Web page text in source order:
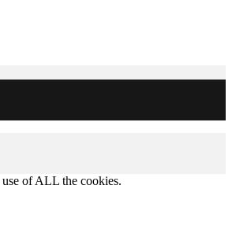
of ALL the cookies.